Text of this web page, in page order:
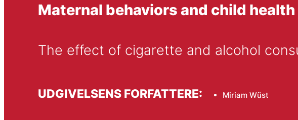
Maternal behaviors and child health
The effect of cigarette and alcohol
UDGIVELSENS FORFATTERE: Miriam Wüst